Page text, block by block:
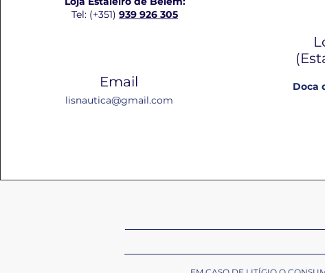
Tel: (+351)939 926 305
Email
lisnautica@gmail.com
Doca